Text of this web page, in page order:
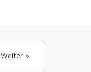
Weiter »